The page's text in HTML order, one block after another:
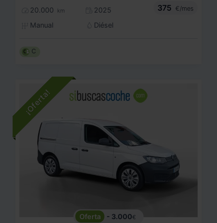
20.000 km
2025
Manual
Diésel
375 €/mes
C
- 3.000€